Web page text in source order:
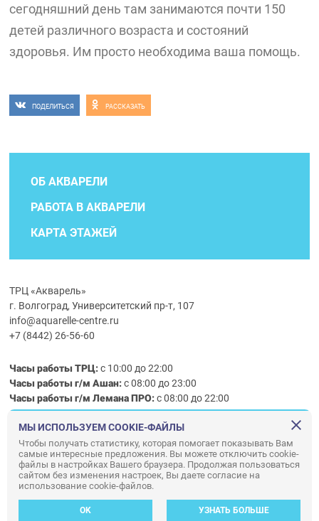
сегодняшний день там занимаются почти 150
детей различного возраста и состояний
здоровья. Им просто необходима ваша помощь.
ПОДЕЛИТЬСЯ РАССКАЗАТЬ
ОБ АКВАРЕЛИ
РАБОТА В АКВАРЕЛИ
КАРТА ЭТАЖЕЙ
ТРЦ «Акварель»
г. Волгоград, Университетский пр-т, 107
info@aquarelle-centre.ru
+7 (8442) 26-56-60
Часы работы ТРЦ:с 10:00 до 22:00
Часы работы г/м Ашан:с 08:00 до 23:00
Часы работыг/мЛемана ПРО:с 08:00 до 22:00
Правила посещения ТРЦ «Акварель»
ООО «АКВАРЕЛЬ»
© ООО «Акварель» 2010–2026. All right reserved.
Дизайн концепция сайта —
Адаптивный дизайн и программирование —34 ВЕБ
МЫ ИСПОЛЬЗУЕМ COOKIE-ФАЙЛЫ
Чтобы получать статистику, которая помогает показывать Вам
самые интересные предложения. Вы можете отключить cookie-
файлы в настройках Вашего браузера. Продолжая пользоваться
сайтом без изменения настроек, Вы даете согласие на
использование cookie-файлов.
OK УЗНАТЬ БОЛЬШЕ